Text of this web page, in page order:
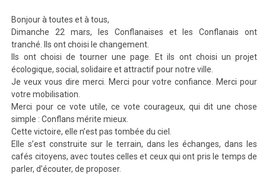
Bonjour à toutes et à tous,
Dimanche 22 mars, les Conflanaises et les Conflanais ont
tranché. Ils ont choisi le changement.
Ils ont choisi de tourner une page. Et ils ont choisi un projet
écologique, social, solidaire et attractif pour notre ville.
Je veux vous dire merci. Merci pour votre confiance. Merci pour
votre mobilisation.
Merci pour ce vote utile, ce vote courageux, qui dit une chose
simple : Conflans mérite mieux.
Cette victoire, elle n’est pas tombée du ciel.
Elle s’est construite sur le terrain, dans les échanges, dans les
cafés citoyens, avec toutes celles et ceux qui ont pris le temps de
parler, d’écouter, de proposer.